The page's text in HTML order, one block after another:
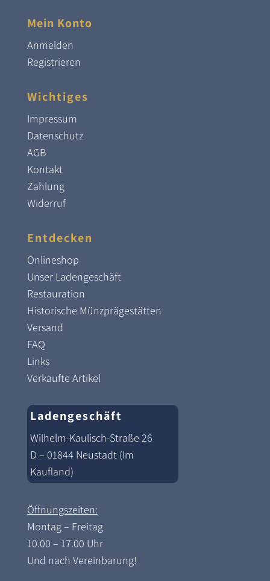
Mein Konto
Anmelden
Registrieren
Wichtiges
Impressum
Datenschutz
AGB
Kontakt
Zahlung
Widerruf
Entdecken
Onlineshop
Unser Ladengeschäft
Restauration
Historische Münzprägestätten
Versand
FAQ
Links
Verkaufte Artikel
Ladengeschäft
Wilhelm-Kaulisch-Straße 26
D – 01844 Neustadt (Im
Kaufland)
Öffnungszeiten:
Montag – Freitag
10.00 – 17.00 Uhr
Und nach Vereinbarung!